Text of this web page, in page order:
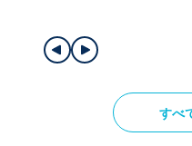
すべ